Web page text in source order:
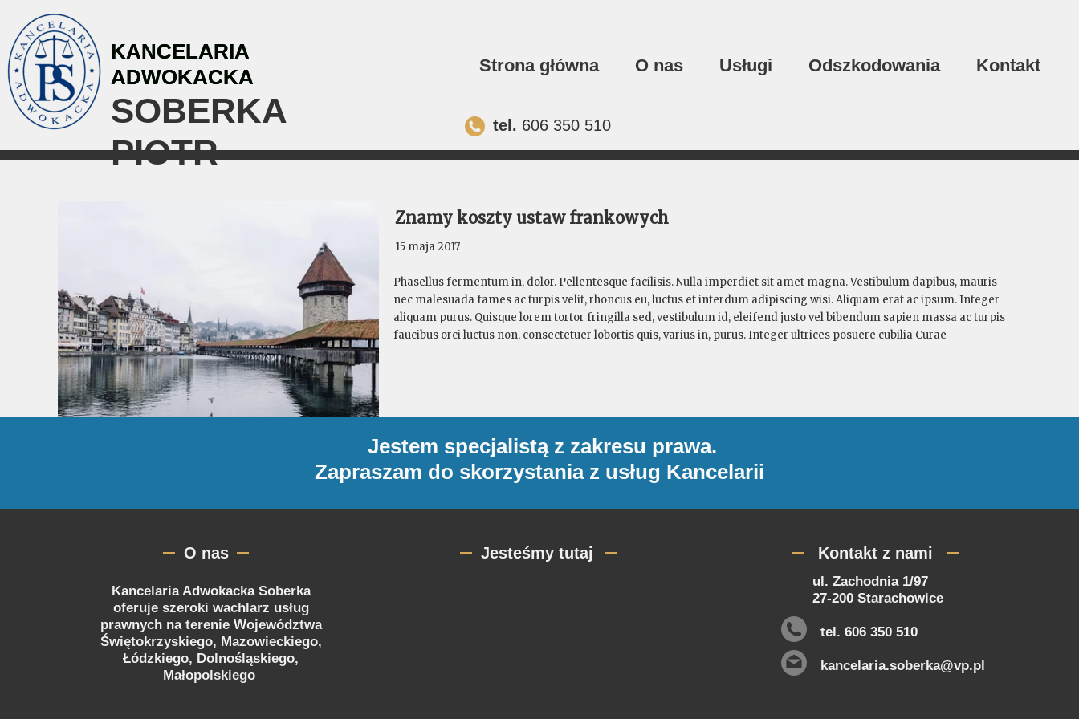
Znamy koszty ustaw frankowych
Phasellus fermentum in, dolor. Pellentesque facilisis. Nulla imperdiet sit amet magna. Vestibulum dapibus, mauris
nec malesuada fames ac turpis velit, rhoncus eu, luctus et interdum adipiscing wisi. Aliquam erat ac ipsum. Integer
aliquam purus. Quisque lorem tortor fringilla sed, vestibulum id, eleifend justo vel bibendum sapien massa ac turpis
faucibus orci luctus non, consectetuer lobortis quis, varius in, purus. Integer ultrices posuere cubilia Curae
15 maja 2017
Blog
Strona główna O nas Usługi Odszkodowania Kontakt
KANCELARIA
ADWOKACKA
SOBERKA
PIOTR
tel. 606 350 510
O nas
Kancelaria Adwokacka Soberka
oferuje szeroki wachlarz usług
prawnych na terenie Województwa
Świętokrzyskiego, Mazowieckiego,
Łódzkiego, Dolnośląskiego,
Małopolskiego
Jesteśmy tutaj Kontakt z nami
ul. Zachodnia 1/97
27-200 Starachowice
tel. 606 350 510
kancelaria.soberka@vp.pl
Jestem specjalistą z zakresu prawa.
Zapraszam do skorzystania z usług Kancelarii